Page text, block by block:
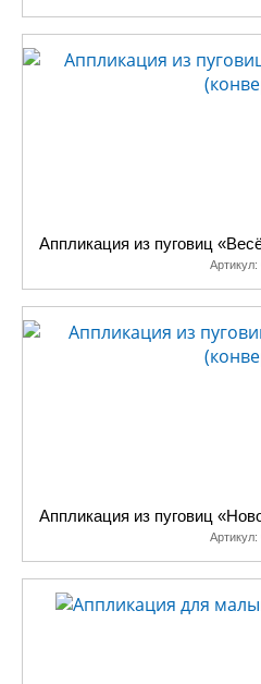
Аппликация из пуговиц
Артикул:
Аппликация из пуговиц
Артикул: